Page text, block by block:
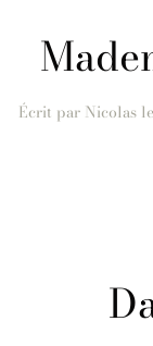
Écrit par Nicolasle